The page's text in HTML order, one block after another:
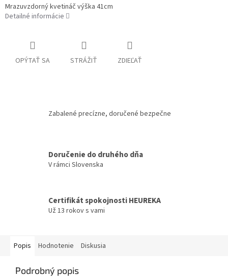
Mrazuvzdorný kvetináč výška 41cm
Detailné informácie
OPÝTAŤ SA STRÁŽIŤ ZDIEĽAŤ
Zabalené precízne, doručené bezpečne
Doručenie do druhého dňa
V rámci Slovenska
Certifikát spokojnosti HEUREKA
Už 13 rokov s vami
Popis Hodnotenie Diskusia
Podrobný popis